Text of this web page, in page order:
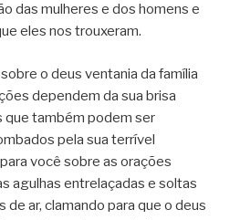
das mulheres e dos homens e
eles nos trouxeram.
o deus ventania da família
dependem da sua brisa
que também podem ser
pela sua terrível
você sobre as orações
agulhas entrelaçadas e soltas
ar, clamando para que o deus